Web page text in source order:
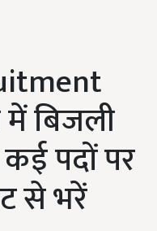
बिजली
पदों पर
से भरें